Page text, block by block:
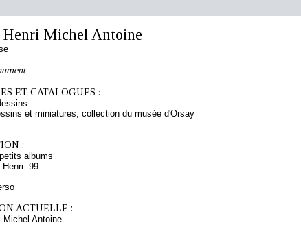
Michel Antoine
ET CATALOGUES :
et miniatures, collection du musée d'Orsay
:
albums
-99-
ACTUELLE :
Michel Antoine